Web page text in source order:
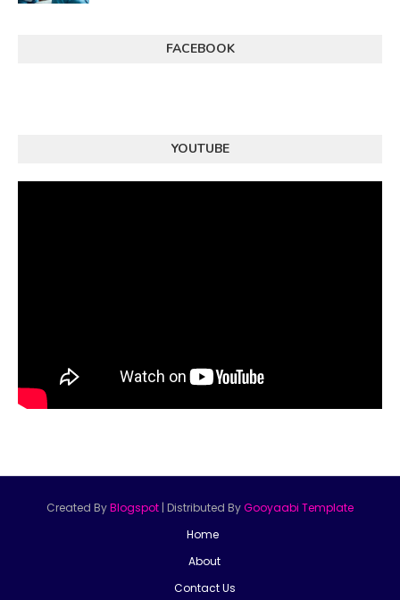
FACEBOOK
YOUTUBE
Created ByBlogspot | Distributed ByGooyaabi Template
Home
About
Contact Us